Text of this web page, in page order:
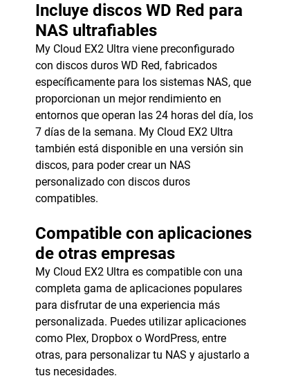
Incluye discos WD Red para
NAS ultrafiables
My Cloud EX2 Ultra viene preconfigurado
con discos duros WD Red, fabricados
específicamente para los sistemas NAS, que
proporcionan un mejor rendimiento en
entornos que operan las 24 horas del día, los
7 días de la semana. My Cloud EX2 Ultra
también está disponible en una versión sin
discos, para poder crear un NAS
personalizado con discos duros
compatibles.
Compatible con aplicaciones
de otras empresas
My Cloud EX2 Ultra es compatible con una
completa gama de aplicaciones populares
para disfrutar de una experiencia más
personalizada. Puedes utilizar aplicaciones
como Plex, Dropbox o WordPress, entre
otras, para personalizar tu NAS y ajustarlo a
tus necesidades.